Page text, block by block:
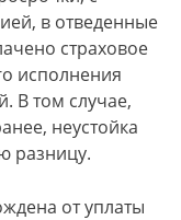
в отведенные
страховое
исполнения
В том случае,
неустойка
разницу.
от уплаты